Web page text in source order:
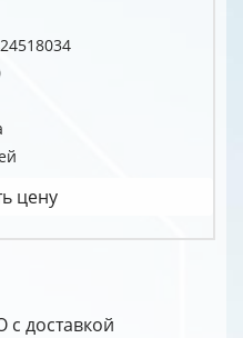
цену
доставкой